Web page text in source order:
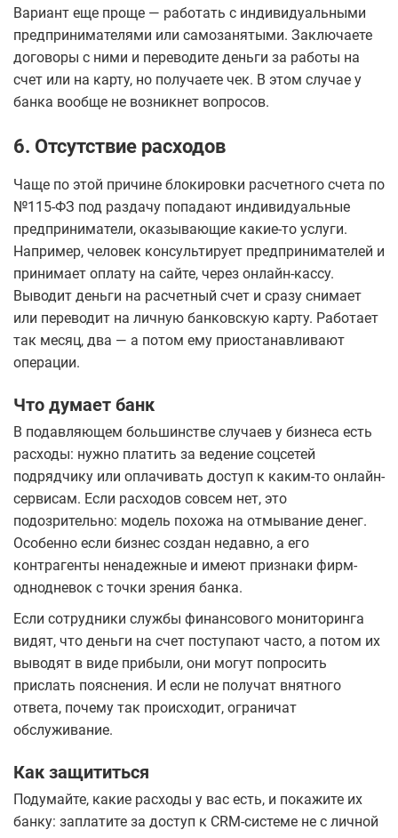
Вариант еще проще — работать с индивидуальными
предпринимателями или самозанятыми. Заключаете
договоры с ними и переводите деньги за работы на
счет или на карту, но получаете чек. В этом случае у
банка вообще не возникнет вопросов.
6. Отсутствие расходов
Чаще по этой причине блокировки расчетного счета по
№115-ФЗ под раздачу попадают индивидуальные
предприниматели, оказывающие какие-то услуги.
Например, человек консультирует предпринимателей и
принимает оплату на сайте, через онлайн-кассу.
Выводит деньги на расчетный счет и сразу снимает
или переводит на личную банковскую карту. Работает
так месяц, два — а потом ему приостанавливают
операции.
Что думает банк
В подавляющем большинстве случаев у бизнеса есть
расходы: нужно платить за ведение соцсетей
подрядчику или оплачивать доступ к каким-то онлайн-
сервисам. Если расходов совсем нет, это
подозрительно: модель похожа на отмывание денег.
Особенно если бизнес создан недавно, а его
контрагенты ненадежные и имеют признаки фирм-
однодневок с точки зрения банка.
Если сотрудники службы финансового мониторинга
видят, что деньги на счет поступают часто, а потом их
выводят в виде прибыли, они могут попросить
прислать пояснения. И если не получат внятного
ответа, почему так происходит, ограничат
обслуживание.
Как защититься
Подумайте, какие расходы у вас есть, и покажите их
банку: заплатите за доступ к CRM-системе не с личной